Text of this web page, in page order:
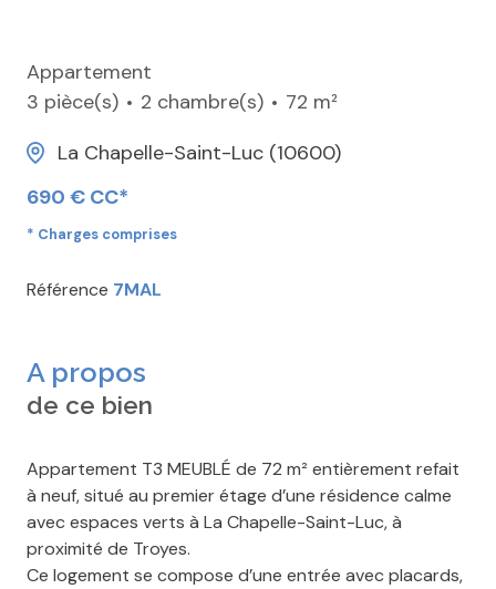
Appartement
3 pièce(s)
2 chambre(s)
72 m²
La Chapelle-Saint-Luc (10600)
690 € CC*
* Charges comprises
Référence 7MAL
A propos
de ce bien
Appartement T3 MEUBLÉ de 72 m² entièrement refait
à neuf, situé au premier étage d’une résidence calme
avec espaces verts à La Chapelle-Saint-Luc, à
proximité de Troyes.
Ce logement se compose d’une entrée avec placards,